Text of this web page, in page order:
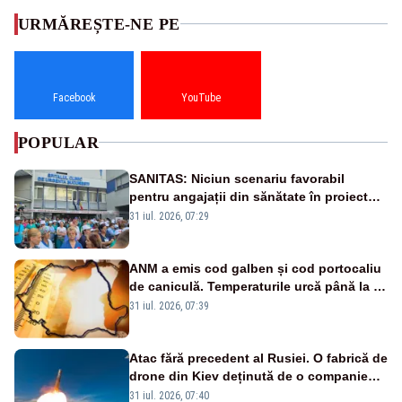
URMĂREȘTE-NE PE
Facebook YouTube
POPULAR
SANITAS: Niciun scenariu favorabil
pentru angajații din sănătate în proiectul
Legii salarizării
31 iul. 2026, 07:29
ANM a emis cod galben și cod portocaliu
de caniculă. Temperaturile urcă până la 38
de grade, iar nopțile devin tropicale
31 iul. 2026, 07:39
Atac fără precedent al Rusiei. O fabrică de
drone din Kiev deținută de o companie
americană, distrusă de o rachetă
31 iul. 2026, 07:40